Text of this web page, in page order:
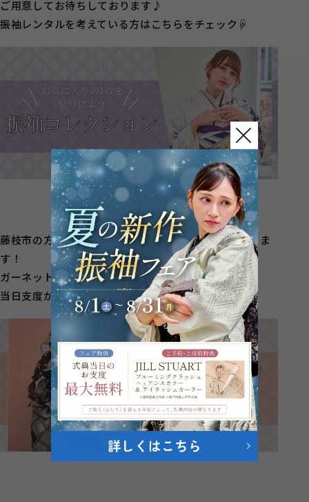
ご用意してお待ちしております♪
振袖レンタルを考えている方はこちらをチェック☟
藤枝市の方も行きやすい提携美容院をご用意しておりま
す！
ガーネットインター店までご来店いただかなくても
当日支度が可能です◎